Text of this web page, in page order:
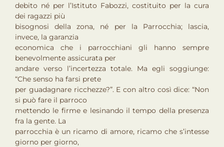
debito né per l’Istituto Fabozzi, costituito per la cura
dei ragazzi più
bisognosi della zona, né per la Parrocchia; lascia,
invece, la garanzia
economica che i parrocchiani gli hanno sempre
benevolmente assicurata per
andare verso l’incertezza totale. Ma egli soggiunge:
“Che senso ha farsi prete
per guadagnare ricchezze?”. E con altro così dice: “Non
si può fare il parroco
mettendo le firme e lesinando il tempo della presenza
fra la gente. La
parrocchia è un ricamo di amore, ricamo che s’intesse
giorno per giorno,